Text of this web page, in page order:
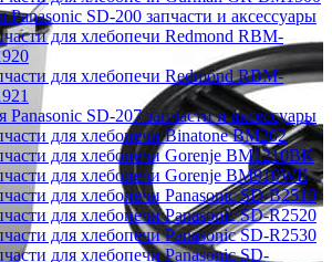
Panasonic SD-200 запчасти и аксессуары
для хлебопечи Redmond RBM-
для хлебопечи Redmond RBM-
Panasonic SD-207 запчасти и аксессуары
для хлебопечи Binatone BM202
для хлебопечи Gorenje BM1210BK
для хлебопечи Gorenje BM910WII
для хлебопечи Panasonic SD-B2510
для хлебопечи Panasonic SD-R2520
для хлебопечи Panasonic SD-R2530
для хлебопечи Panasonic SD-